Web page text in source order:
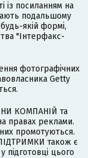
із посиланням на
подальшому
якій формі,
"Інтерфакс-
фотографічних
Getty
КОМПАНІЙ та
правах реклами.
промотуються.
також є
підготовці цього